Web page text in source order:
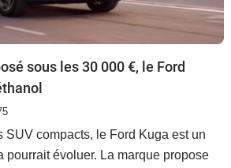
sous les 30 000 €, le Ford
SUV compacts, le Ford Kuga est un
pourrait évoluer. La marque propose